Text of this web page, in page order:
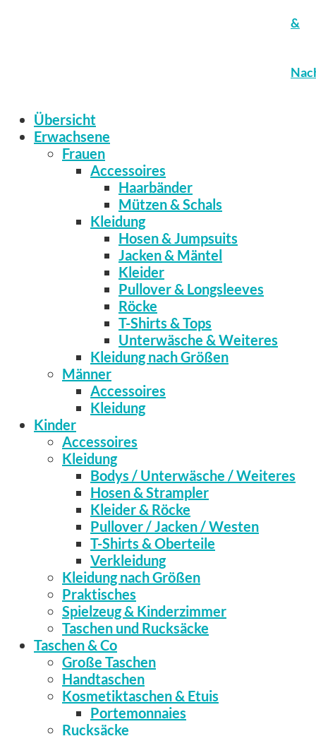
&
Übersicht
Erwachsene
Frauen
Accessoires
Haarbänder
Mützen & Schals
Kleidung
Hosen & Jumpsuits
Jacken & Mäntel
Kleider
Pullover & Longsleeves
Röcke
T-Shirts & Tops
Unterwäsche & Weiteres
Kleidung nach Größen
Männer
Accessoires
Kleidung
Kinder
Accessoires
Kleidung
Bodys / Unterwäsche / Weiteres
Hosen & Strampler
Kleider & Röcke
Pullover / Jacken / Westen
T-Shirts & Oberteile
Verkleidung
Kleidung nach Größen
Praktisches
Spielzeug & Kinderzimmer
Taschen und Rucksäcke
Taschen & Co
Große Taschen
Handtaschen
Kosmetiktaschen & Etuis
Portemonnaies
Rucksäcke